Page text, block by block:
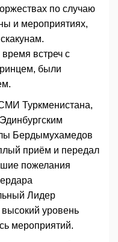
по случаю
и мероприятиях,
встреч с
были
Туркменистана,
Бердымухамедов
приём и передал
пожелания
Лидер
высокий уровень
мероприятий.